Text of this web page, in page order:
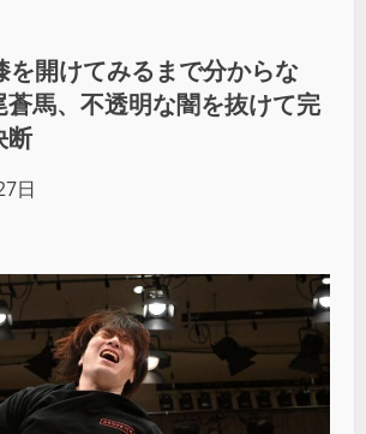
を開けてみるまで分からな
馬、不透明な闇を抜けて完
断
日